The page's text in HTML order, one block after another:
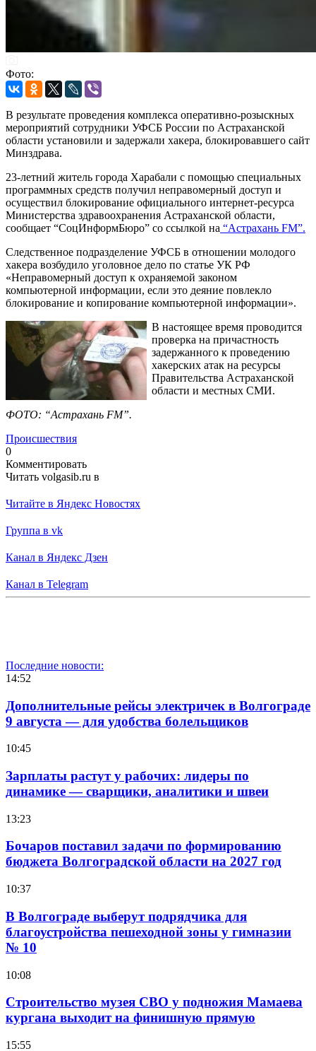
Фото:
В результате проведения комплекса оперативно-розыскных
мероприятий сотрудники УФСБ России по Астраханской
области установили и задержали хакера, блокировавшего сайт
Минздрава.
23-летний житель города Харабали с помощью специальных
программных средств получил неправомерный доступ и
осуществил блокирование официального интернет-ресурса
Министерства здравоохранения Астраханской области,
сообщает “СоцИнформБюро” со ссылкой на “Астрахань FM”.
Следственное подразделение УФСБ в отношении молодого
хакера возбудило уголовное дело по статье УК РФ
«Неправомерный доступ к охраняемой законом
компьютерной информации, если это деяние повлекло
блокирование и копирование компьютерной информации».
В настоящее время проводится
проверка на причастность
задержанного к проведению
хакерских атак на ресурсы
Правительства Астраханской
области и местных СМИ.
ФОТО: “Астрахань FM”.
Происшествия
0
Комментировать
Читать volgasib.ru в
Читайте в Яндекс Новостях
Группа в vk
Канал в Яндекс Дзен
Канал в Telegram
Последние новости:
14:52
Дополнительные рейсы электричек в Волгограде
9 августа — для удобства болельщиков
10:45
Зарплаты растут у рабочих: лидеры по
динамике — сварщики, аналитики и швеи
13:23
Бочаров поставил задачи по формированию
бюджета Волгоградской области на 2027 год
10:37
В Волгограде выберут подрядчика для
благоустройства пешеходной зоны у гимназии
№ 10
10:08
Строительство музея СВО у подножия Мамаева
кургана выходит на финишную прямую
15:55